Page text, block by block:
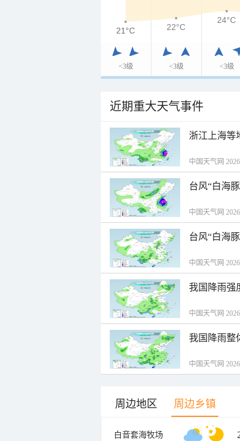
<3级 <3级 <3级
21°C
21°C 22°C
24°C
近期重大天气事件
浙江上海等
中国天气网
台风“白海
中国天气网
台风“白海
中国天气网
我国降雨强
中国天气网
我国降雨整
中国天气网
周边地区 周边乡镇
白音套海牧场